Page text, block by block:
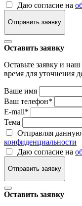
Даю согласие на
Отправить заявку
Оставить заявку
Оставьте заявку и
время для уточнения
Ваше имя
Ваш телефон*
E-mail*
Тема
Отправляя
конфиденциальности
Даю согласие на
Отправить заявку
Оставить заявку